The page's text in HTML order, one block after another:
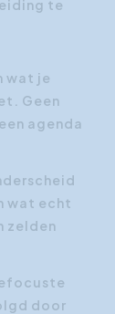
te
wat je
Geen
agenda
wat echt
zelden
door